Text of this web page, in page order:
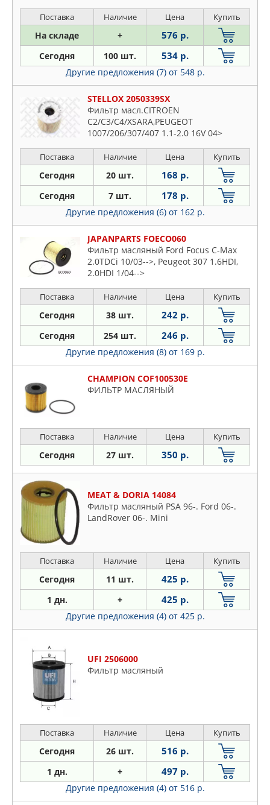
05, Fiat Ducato >06, Scudo >07, Ford C-
Max >07, Focus II >04, Galaxy II >06,
Kuga >08, Mondeo
Поставка Наличие Цена Купить
На складе + 576 р.
Сегодня 100 шт. 534 р.
Другие предложения (7) от 548 р.
STELLOX 2050339SX
Фильтр масл.CITROEN
C2/C3/C4/XSARA,PEUGEOT
1007/206/307/407 1.1-2.0 16V 04>
Поставка Наличие Цена Купить
Сегодня 20 шт. 168 р.
Сегодня 7 шт. 178 р.
Другие предложения (6) от 162 р.
JAPANPARTS FOECO060
Фильтр масляный Ford Focus C-Max
2.0TDCi 10/03-->, Peugeot 307 1.6HDI,
2.0HDI 1/04-->
Поставка Наличие Цена Купить
Сегодня 38 шт. 242 р.
Сегодня 254 шт. 246 р.
Другие предложения (8) от 169 р.
CHAMPION COF100530E
ФИЛЬТР МАСЛЯНЫЙ
Поставка Наличие Цена Купить
Сегодня 27 шт. 350 р.
MEAT & DORIA 14084
Фильтр масляный PSA 96-. Ford 06-.
LandRover 06-. Mini
Поставка Наличие Цена Купить
Сегодня 11 шт. 425 р.
1 дн. + 425 р.
Другие предложения (4) от 425 р.
UFI 2506000
Фильтр масляный
Поставка Наличие Цена Купить
Сегодня 26 шт. 516 р.
1 дн. + 497 р.
Другие предложения (4) от 516 р.